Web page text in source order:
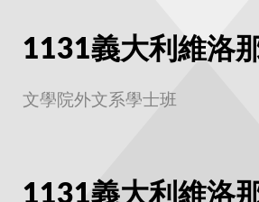
1131義大利維洛
文學院外文系學士班
1131義大利維洛